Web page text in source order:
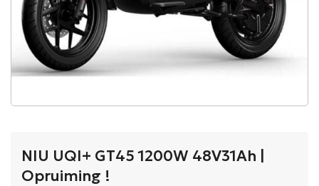
NIU UQI+ GT45 1200W 48V31Ah |
Opruiming !